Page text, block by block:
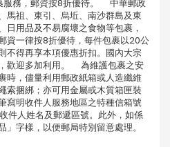
服務，郵資按8折優待。 中華郵政
馬祖、東引、烏坵、南沙群島及東
日用品及不易腐壞之食物等包裹，
資一律按8折優待，每件包裹以20公
不得再享本項優惠折扣。國內大宗
歡迎多加利用。 為維護包裹之安
時，儘量利用郵政紙箱或人造纖維
索捆綁；亦可用金屬或木質箱匣裝
寫明收件人服務地區之特種信箱號
件人姓名及郵遞區號。此外，如係
字樣，以便郵局特別留意處理。